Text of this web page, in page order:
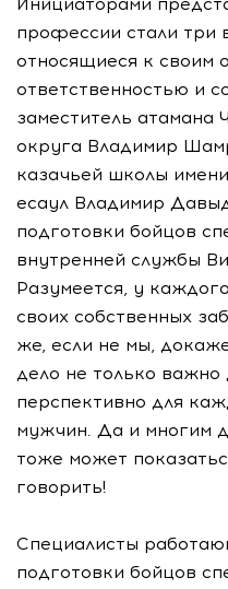
профессии стали три
относящиеся к своим
ответственностью и
заместитель атамана
округа Владимир
казачьей школы
есаул Владимир
подготовки бойцов
внутренней службы
Разумеется, у
своих собственных
же, если не мы,
дело не только важно
перспективно для
мужчин. Да и многим
тоже может
говорить!
Специалисты
подготовки бойцов